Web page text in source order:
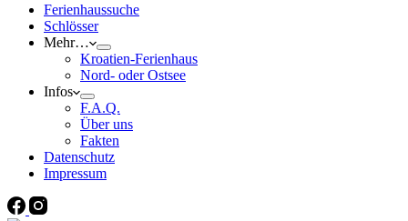
Ferienhaussuche
Schlösser
Mehr…
Kroatien-Ferienhaus
Nord- oder Ostsee
Infos
F.A.Q.
Über uns
Fakten
Datenschutz
Impressum